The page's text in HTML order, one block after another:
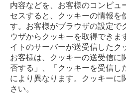
内容などを、お客様のコンピュ
セスすると、クッキーの情報を
す。お客様がブラウザの設定で
ウザからクッキーを取得できま
イトのサーバーが送受信したク
お客様は、クッキーの送受信に
否する」、「クッキーを受信し
により異なります。クッキーに
さい。